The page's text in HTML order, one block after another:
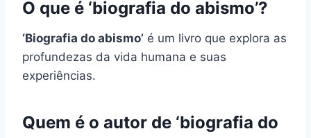
O que é ‘biografia do abismo’?
‘Biografia do abismo’ é um livro que explora as
profundezas da vida humana e suas
experiências.
Quem é o autor de ‘biografia do